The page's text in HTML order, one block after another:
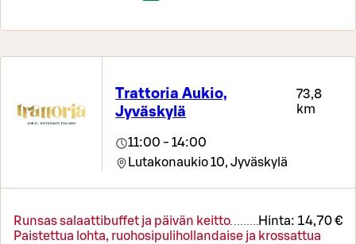
Trattoria Aukio,
Jyväskylä
73,8
km
11:00 - 14:00
Lutakonaukio 10, Jyväskylä
Runsas salaattibuffet ja päivän keitto Hinta: 14,70 €
Paistettua lohta, ruohosipulihollandaise ja krossattua